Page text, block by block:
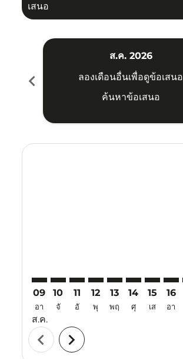
เสนอ
chevron_left
ส.ค. 2026
ลองเดือนอื่นเพื่อดูข้อเสนอ
ค้นหาข้อเสนอ
09
อา
ส.ค.
10
จั
11
อั
12
พุ
13
พฤ
14
ศุ
15
เส
16
อา
chevron_left chevron_right